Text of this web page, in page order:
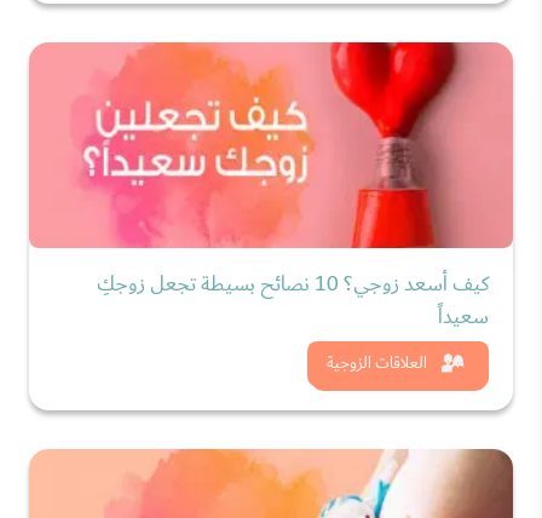
العلاقات الزوجية
كيف أسعد زوجي؟ 10 نصائح بسيطة تجعل زوجكِ
سعيداً
شاهد الان